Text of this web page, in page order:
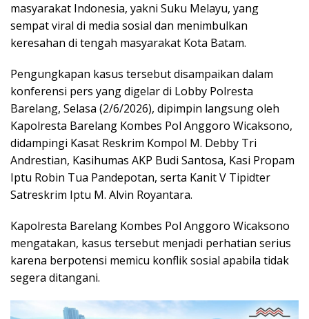
masyarakat Indonesia, yakni Suku Melayu, yang
sempat viral di media sosial dan menimbulkan
keresahan di tengah masyarakat Kota Batam.
Pengungkapan kasus tersebut disampaikan dalam
konferensi pers yang digelar di Lobby Polresta
Barelang, Selasa (2/6/2026), dipimpin langsung oleh
Kapolresta Barelang Kombes Pol Anggoro Wicaksono,
didampingi Kasat Reskrim Kompol M. Debby Tri
Andrestian, Kasihumas AKP Budi Santosa, Kasi Propam
Iptu Robin Tua Pandepotan, serta Kanit V Tipidter
Satreskrim Iptu M. Alvin Royantara.
Kapolresta Barelang Kombes Pol Anggoro Wicaksono
mengatakan, kasus tersebut menjadi perhatian serius
karena berpotensi memicu konflik sosial apabila tidak
segera ditangani.